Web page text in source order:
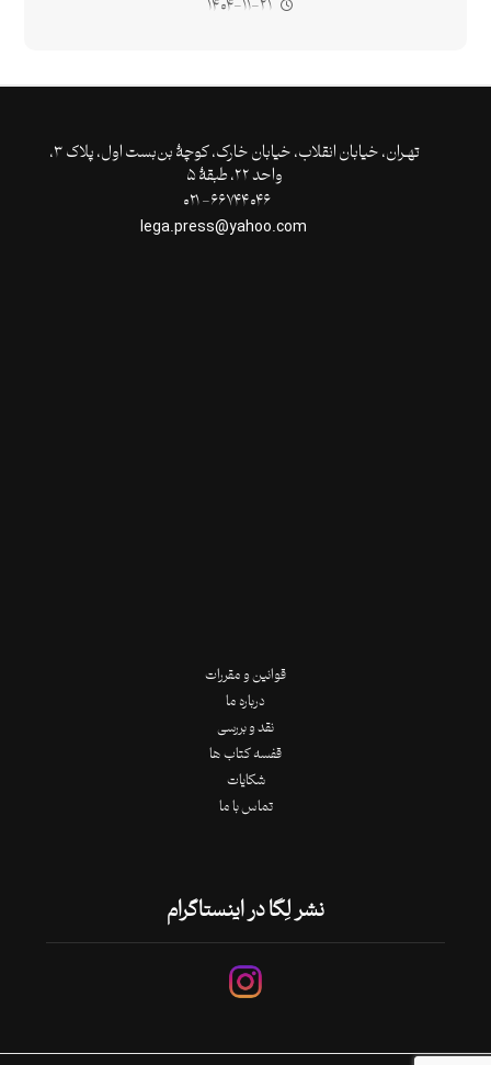
۱۴۰۴-۱۱-۲۱
تهـران،‌ خیابان انقلاب، خیابان خارک، کوچۀ بن‌بست اول، پلاک ۳،
واحد ۲۲، طبقۀ ۵
قوانین و مقررات
درباره ما
نقد و بررسی
قفسه کتاب ها
شکایات
تماس با ما
نشر لِگا در اینستاگرام